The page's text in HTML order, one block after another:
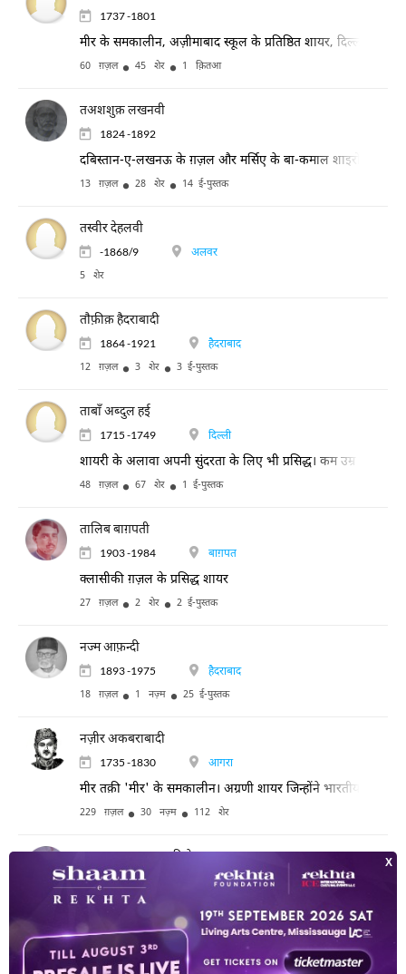
1737 -1801
मीर के समकालीन, अज़ीमाबाद स्कूल के प्रतिष्ठित शायर, दिल्ली स्कूल
60 ग़ज़ल 45 शेर 1 क़ितआ
तअशशुक़ लखनवी
1824 -1892
दबिस्तान-ए-लखनऊ के ग़ज़ल और मर्सिए के बा-कमाल शाइरों में
13 ग़ज़ल 28 शेर 14 ई-पुस्तक
तस्वीर देहलवी
-1868/9 अलवर
5 शेर
ताैफ़ीक़ हैदराबादी
1864 -1921 हैदराबाद
12 ग़ज़ल 3 शेर 3 ई-पुस्तक
ताबाँ अब्दुल हई
1715 -1749 दिल्ली
शायरी के अलावा अपनी सुंदरता के लिए भी प्रसिद्ध। कम उम्र में देहांत
48 ग़ज़ल 67 शेर 1 ई-पुस्तक
तालिब बाग़पती
1903 -1984 बाग़पत
क्लासीकी ग़ज़ल के प्रसिद्ध शायर
27 ग़ज़ल 2 शेर 2 ई-पुस्तक
नज्म आफ़न्दी
1893 -1975 हैदराबाद
18 ग़ज़ल 1 नज़्म 25 ई-पुस्तक
नज़ीर अकबराबादी
1735 -1830 आगरा
मीर तक़ी 'मीर' के समकालीन। अग्रणी शायर जिन्होंने भारतीय संस्कृति
229 ग़ज़ल 30 नज़्म 112 शेर
नवाब उमराव बहादूर दिलेर
1873 -1926 इंदौर
12 ग़ज़ल 2 ई-पुस्तक
नश्तर छपरावी